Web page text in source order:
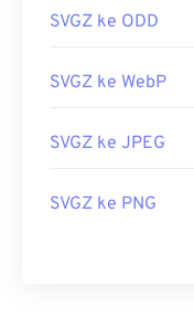
SVGZ ke ODD
SVGZ ke WebP
SVGZ ke JPEG
SVGZ ke PNG